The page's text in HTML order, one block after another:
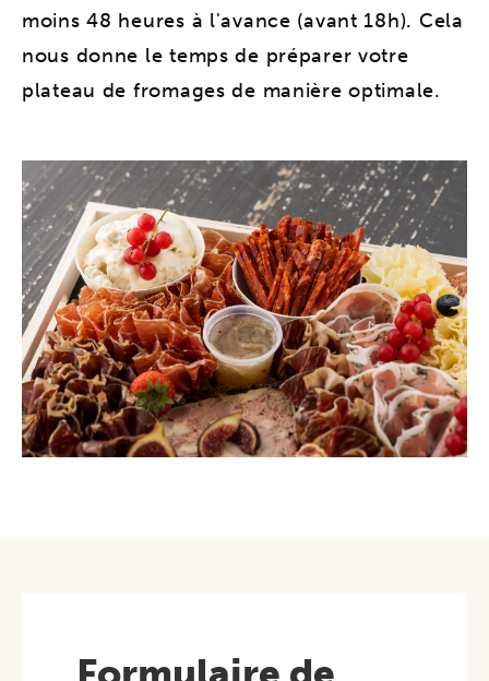
moins 48 heures à l'avance (avant 18h). Cela
nous donne le temps de préparer votre
plateau de fromages de manière optimale.